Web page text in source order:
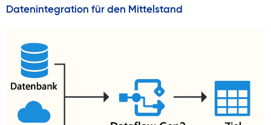
Datenintegration für den Mittelstand